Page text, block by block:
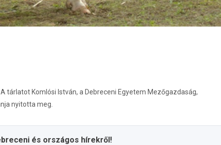
tárlatot Komlósi István, a Debreceni Egyetem Mezőgazdaság,
nyitotta meg.
és országos hírekről!